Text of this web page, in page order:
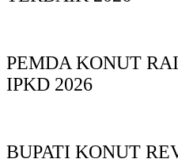
PEMDA KONUT
IPKD 2026
BUPATI KONUT